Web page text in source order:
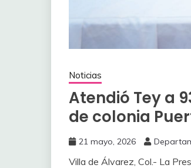
Noticias
Atendió Tey a
de colonia
21 mayo, 2026
Villa de Álvarez, Col.- La